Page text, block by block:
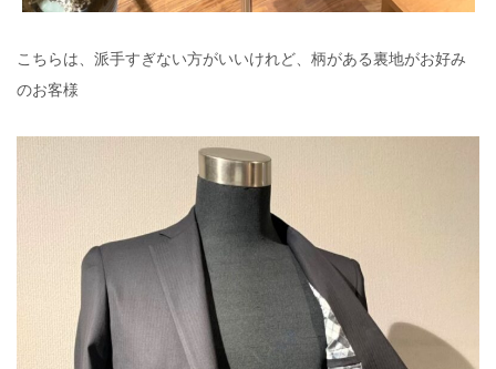
こちらは、派手すぎない方がいいけれど、柄がある裏地がお好み
のお客様